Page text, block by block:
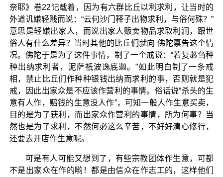
奈耶》卷22记载着，因为有六群比丘以利求利，让当时的
外道讥嫌轻贱而说：“云何沙门释子出物求利，与俗何殊？”
意思是轻嫌出家人，而说出家人贩卖物品求取利润，跟世
俗人有什么差异？当时其他的比丘们就向 佛陀禀告这个情
况。佛陀于是为了这件事情，制了一个戒说：“若复苾刍种
种出纳求利者，泥萨祇波逸底迦。”如此明白制了一条戒
相，禁止比丘们作种种银钱出纳而求利的事，否则就是犯
戒，因此出家众是不应该作营利的事情。俗话说“杀头的生
意有人作，赔钱的生意没人作”，可知一般人作生意买卖，
目的是为了获利，而出家众作营利的事情，所为何事？当
然也是为了求利，不然何必这么辛苦，不好好清心修行，
还要去开店作生意呢。
可是有人可能又想到了，有些宗教团体作生意，可都
不是出家众在作的哟！都是由信众在作志工的，这样他们